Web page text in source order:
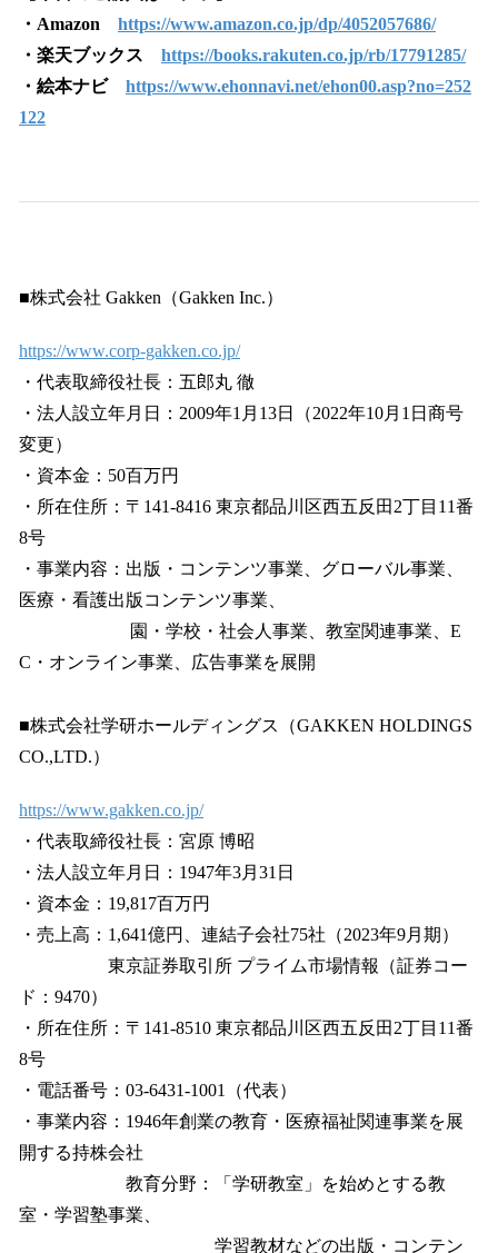
・Amazon https://www.amazon.co.jp/dp/4052057686/
・楽天ブックス https://books.rakuten.co.jp/rb/17791285/
・絵本ナビ https://www.ehonnavi.net/ehon00.asp?no=252
122
■株式会社 Gakken（Gakken Inc.）
https://www.corp-gakken.co.jp/
・代表取締役社長：五郎丸 徹
・法人設立年月日：2009年1月13日（2022年10月1日商号
変更）
・資本金：50百万円
・所在住所：〒141-8416 東京都品川区西五反田2丁目11番
8号
・事業内容：出版・コンテンツ事業、グローバル事業、
医療・看護出版コンテンツ事業、
園・学校・社会人事業、教室関連事業、E
C・オンライン事業、広告事業を展開
■株式会社学研ホールディングス（GAKKEN HOLDINGS
CO.,LTD.）
https://www.gakken.co.jp/
・代表取締役社長：宮原 博昭
・法人設立年月日：1947年3月31日
・資本金：19,817百万円
・売上高：1,641億円、連結子会社75社（2023年9月期）
東京証券取引所 プライム市場情報（証券コー
ド：9470）
・所在住所：〒141-8510 東京都品川区西五反田2丁目11番
8号
・電話番号：03-6431-1001（代表）
・事業内容：1946年創業の教育・医療福祉関連事業を展
開する持株会社
教育分野：「学研教室」を始めとする教
室・学習塾事業、
学習教材などの出版・コンテン